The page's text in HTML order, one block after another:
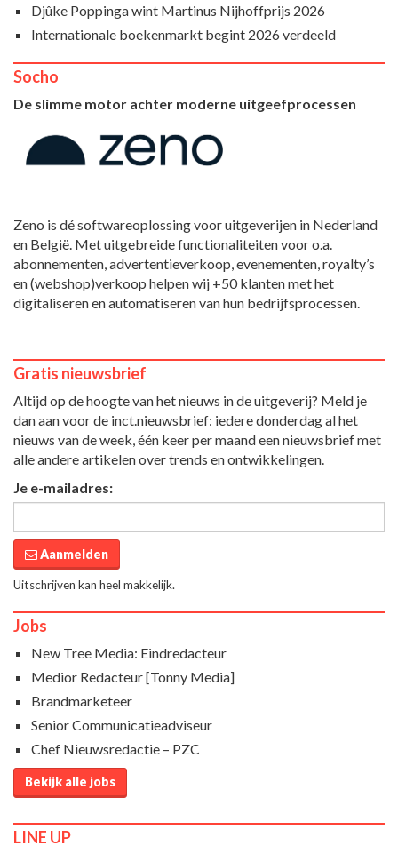
Djûke Poppinga wint Martinus Nijhoffprijs 2026
Internationale boekenmarkt begint 2026 verdeeld
Socho
De slimme motor achter moderne uitgeefprocessen
Zeno is dé softwareoplossing voor uitgeverijen in Nederland
en België. Met uitgebreide functionaliteiten voor o.a.
abonnementen, advertentieverkoop, evenementen, royalty’s
en (webshop)verkoop helpen wij +50 klanten met het
digitaliseren en automatiseren van hun bedrijfsprocessen.
Gratis nieuwsbrief
Altijd op de hoogte van het nieuws in de uitgeverij? Meld je
dan aan voor de inct.nieuwsbrief: iedere donderdag al het
nieuws van de week, één keer per maand een nieuwsbrief met
alle andere artikelen over trends en ontwikkelingen.
Je e-mailadres:
Aanmelden
Uitschrijven kan heel makkelijk.
Jobs
New Tree Media: Eindredacteur
Medior Redacteur [Tonny Media]
Brandmarketeer
Senior Communicatieadviseur
Chef Nieuwsredactie – PZC
Bekijk alle jobs
LINE UP